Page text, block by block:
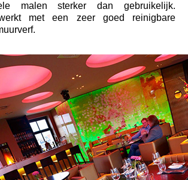
malen sterker dan gebruikelijk.
met een zeer goed reinigbare